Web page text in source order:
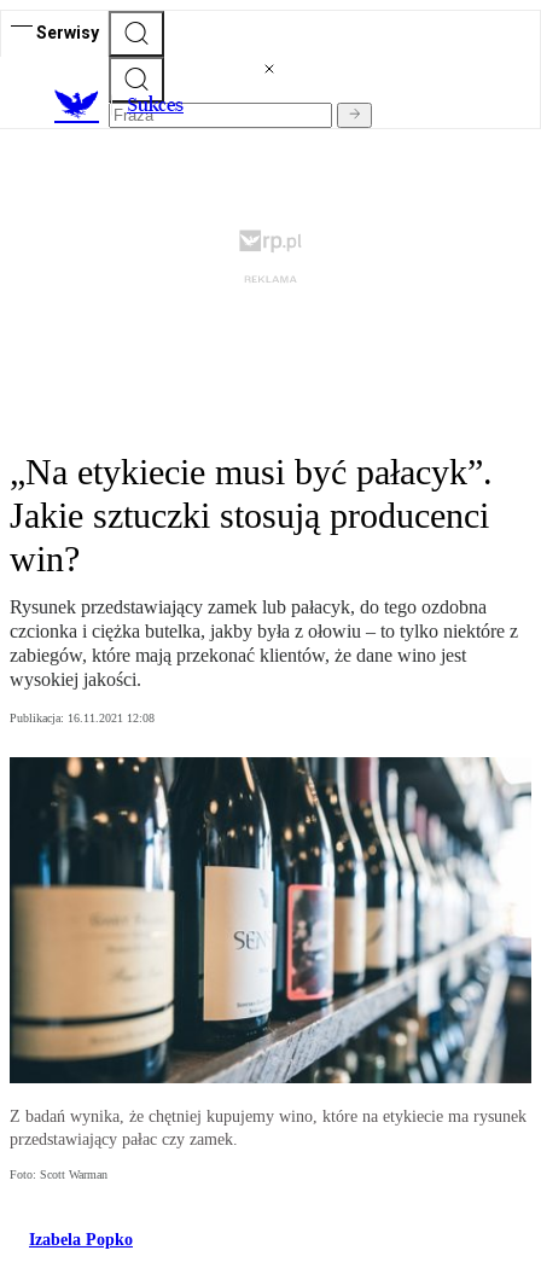
Serwisy
Sukces
„Na etykiecie musi być pałacyk”.
Jakie sztuczki stosują producenci
win?
Rysunek przedstawiający zamek lub pałacyk, do tego ozdobna
czcionka i ciężka butelka, jakby była z ołowiu – to tylko niektóre z
zabiegów, które mają przekonać klientów, że dane wino jest
wysokiej jakości.
Publikacja: 16.11.2021 12:08
Z badań wynika, że chętniej kupujemy wino, które na etykiecie ma rysunek
przedstawiający pałac czy zamek.
Foto: Scott Warman
Izabela Popko